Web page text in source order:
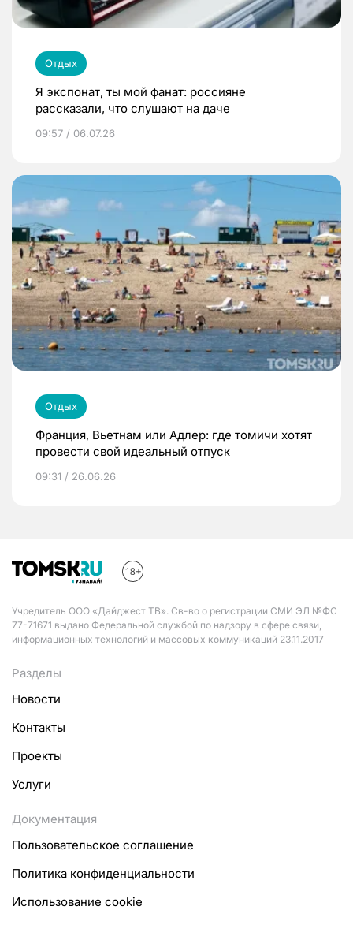
Отдых
Я экспонат, ты мой фанат: россияне
рассказали, что слушают на даче
09:57 / 06.07.26
Отдых
Франция, Вьетнам или Адлер: где томичи хотят
провести свой идеальный отпуск
09:31 / 26.06.26
Учредитель ООО «Дайджест ТВ». Св-во о регистрации СМИ ЭЛ №ФС
77-71671 выдано Федеральной службой по надзору в сфере связи,
информационных технологий и массовых коммуникаций 23.11.2017
Разделы
Новости
Контакты
Проекты
Услуги
Документация
Пользовательское соглашение
Политика конфиденциальности
Использование cookie